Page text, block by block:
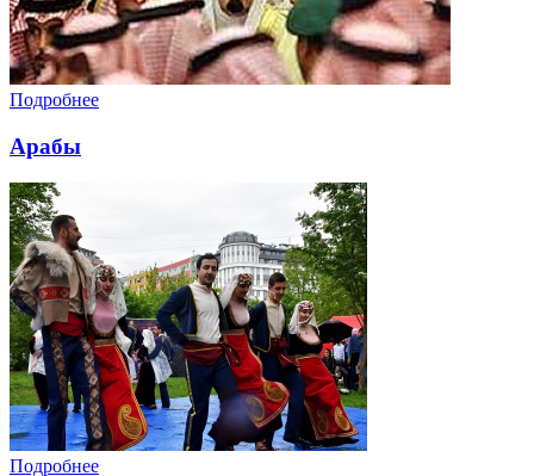
Подробнее
Арабы
Подробнее